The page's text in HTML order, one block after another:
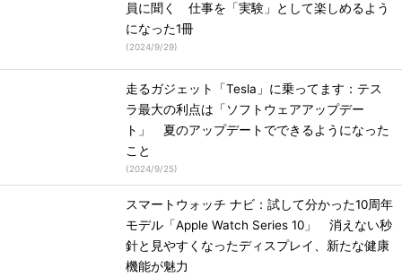
員に聞く 仕事を「実験」として楽しめるよう
になった1冊
(2024/9/29)
走るガジェット「Tesla」に乗ってます：テス
ラ最大の利点は「ソフトウェアアップデー
ト」 夏のアップデートでできるようになった
こと
(2024/9/25)
スマートウォッチ ナビ：試して分かった10周年
モデル「Apple Watch Series 10」 消えない秒
針と見やすくなったディスプレイ、新たな健康
機能が魅力